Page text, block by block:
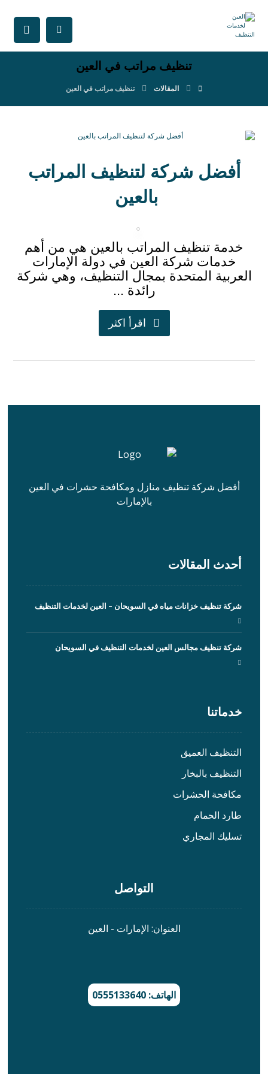
تنظيف مراتب في العين
المقالات تنظيف مراتب في العين
أفضل شركة لتنظيف المراتب
بالعين
خدمة تنظيف المراتب بالعين هي من أهم
خدمات شركة العين في دولة الإمارات
العربية المتحدة بمجال التنظيف، وهي شركة
رائدة ...
اقرأ اكثر
أفضل شركة تنظيف منازل ومكافحة حشرات في العين
بالإمارات
أحدث المقالات
شركة تنظيف خزانات مياه في السويحان – العين لخدمات التنظيف
شركة تنظيف مجالس العين لخدمات التنظيف في السويحان
خدماتنا
التنظيف العميق
التنظيف بالبخار
مكافحة الحشرات
طارد الحمام
تسليك المجاري
التواصل
العنوان: الإمارات - العين
الهاتف: 0555133640